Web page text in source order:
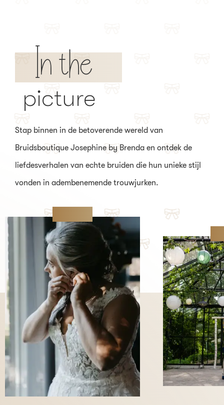
In the
picture
Stap binnen in de betoverende wereld van
Bruidsboutique Josephine by Brenda en ontdek de
liefdesverhalen van echte bruiden die hun unieke stijl
vonden in adembenemende trouwjurken.